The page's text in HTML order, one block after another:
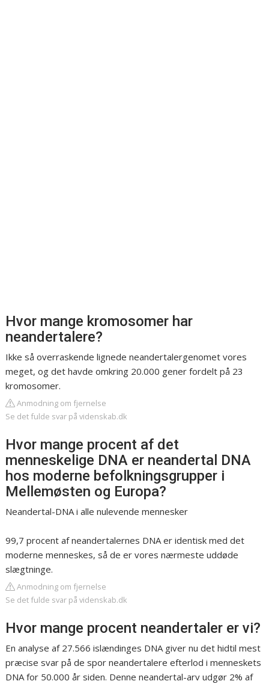
Hvor mange kromosomer har
neandertalere?
Ikke så overraskende lignede neandertalergenomet vores
meget, og det havde omkring 20.000 gener fordelt på 23
kromosomer.
Anmodning om fjernelse
Se det fulde svar på videnskab.dk
Hvor mange procent af det
menneskelige DNA er neandertal DNA
hos moderne befolkningsgrupper i
Mellemøsten og Europa?
Neandertal-DNA i alle nulevende mennesker
99,7 procent af neandertalernes DNA er identisk med det
moderne menneskes, så de er vores nærmeste uddøde
slægtninge.
Anmodning om fjernelse
Se det fulde svar på videnskab.dk
Hvor mange procent neandertaler er vi?
En analyse af 27.566 islændinges DNA giver nu det hidtil mest
præcise svar på de spor neandertalere efterlod i menneskets
DNA for 50.000 år siden. Denne neandertal-arv udgør 2% af